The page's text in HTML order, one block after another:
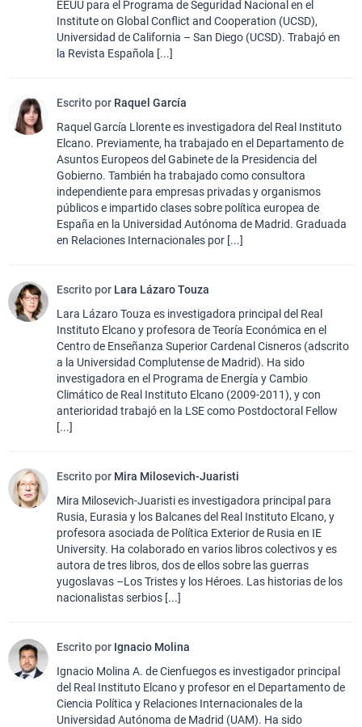
EEUU para el Programa de Seguridad Nacional en el
Institute on Global Conflict and Cooperation (UCSD),
Universidad de California – San Diego (UCSD). Trabajó en
la Revista Española [...]
Escrito por Raquel García
Raquel García Llorente es investigadora del Real Instituto
Elcano. Previamente, ha trabajado en el Departamento de
Asuntos Europeos del Gabinete de la Presidencia del
Gobierno. También ha trabajado como consultora
independiente para empresas privadas y organismos
públicos e impartido clases sobre política europea de
España en la Universidad Autónoma de Madrid. Graduada
en Relaciones Internacionales por [...]
Escrito por Lara Lázaro Touza
Lara Lázaro Touza es investigadora principal del Real
Instituto Elcano y profesora de Teoría Económica en el
Centro de Enseñanza Superior Cardenal Cisneros (adscrito
a la Universidad Complutense de Madrid). Ha sido
investigadora en el Programa de Energía y Cambio
Climático de Real Instituto Elcano (2009-2011), y con
anterioridad trabajó en la LSE como Postdoctoral Fellow
[...]
Escrito por Mira Milosevich-Juaristi
Mira Milosevich-Juaristi es investigadora principal para
Rusia, Eurasia y los Balcanes del Real Instituto Elcano, y
profesora asociada de Política Exterior de Rusia en IE
University. Ha colaborado en varios libros colectivos y es
autora de tres libros, dos de ellos sobre las guerras
yugoslavas –Los Tristes y los Héroes. Las historias de los
nacionalistas serbios [...]
Escrito por Ignacio Molina
Ignacio Molina A. de Cienfuegos es investigador principal
del Real Instituto Elcano y profesor en el Departamento de
Ciencia Política y Relaciones Internacionales de la
Universidad Autónoma de Madrid (UAM). Ha sido